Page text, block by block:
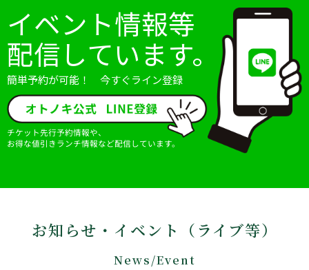
ときは、個人情報を消去又は廃棄するものとし、当該消去及
び廃棄は、外部流失等の危険を防止するために必要かつ適切
な方法により、業務の遂行上必要な限りにおいて行います。
【アクセス解析ツールについて】
当ブログでは、Googleによるアクセス解析ツール「Google
アナリティクス」を利用しています。このGoogleアナリティ
クスはトラフィックデータの収集のためにクッキー
（Cookie）を使用しております。トラフィックデータは匿名
で収集されており、個人を特定するものではありません。
ーザーのパソコンを識別でき、効率的に当店Webサイトを利
ファイルは、個人を特定するような情報は含んでおりませ
イベント情報等
配信しています。
簡単予約が可能！ 今すぐライン登録
チケット先行予約情報や、
お得な値引きランチ情報など配信しています。
お知らせ・イベント（ライブ等）
News/Event